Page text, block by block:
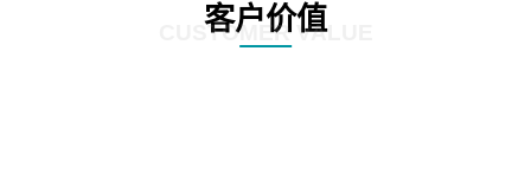
客户价值
CUSTOMER VALUE